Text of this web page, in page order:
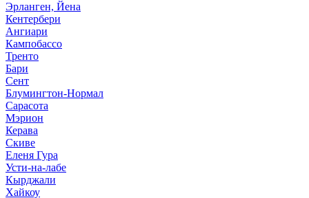
Эрланген, Йена
Кентербери
Ангиари
Кампобассо
Тренто
Бари
Сент
Блумингтон-Нормал
Сарасота
Мэрион
Керава
Скиве
Еленя Гура
Усти-на-лабе
Кырджали
Хайкоу